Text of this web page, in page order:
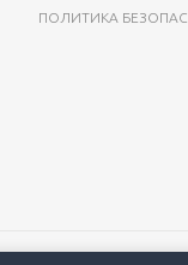
ПОЛИТИКА